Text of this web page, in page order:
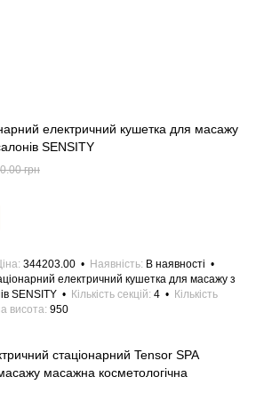
електричний кушетка для масажу
SENSITY
грн
344203.00 Наявність В наявності
електричний кушетка для масажу з
SENSITY
Кількість секцій 4
Кількість
висота 950